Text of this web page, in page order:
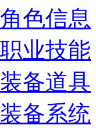
角色信息
职业技能
装备道具
装备系统